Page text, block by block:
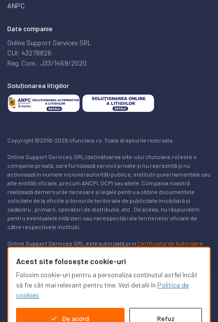
ANPC
Date companie
Online Support Services SRL
CUI: 43278826
Reg. Com.: J33/1469/2020
Soluționarea litigiilor
Copyright ©2016-2026 cfunciara.ro. Toate drepturile rezervate.
Online Support Services SRL (deținătoarea site-ului cfunciara.ro) este o
companie privată, care furnizează servicii private și nu reprezintă și nu
acționează în numele niciunei autorități publice, instituții guvernamentale sau
alte entități oficiale, precum ANCPI, OCPI sau altele. Compania noastră
realizează demersurile necesare și legale pentru a obține documentele
solicitate de la oficiile și birourile teritoriale de publicitate imobiliară și
cadastru , primarii, operatori de distributie, etc . De aceea, nu răspundem
pentru eventualele întârzieri sau nerespectări ale termenelor oficiale de
către respectivele instituții.
Online Support Services SRL este autorizată prin Certificatul de Autorizare
cadastrului, geodeziei și cartografiei pe teritoriul României. Lista de autorizați
legătură cu modalitățile de a obține un extras de carte funciară gratuit aici
Acest site folosește cookie-uri
Folosim cookie-uri pentru a personaliza conținutul astfel încât
să fie cât mai relevant pentru tine. Vezi detalii în Politica de
cookies
De acord Refuz